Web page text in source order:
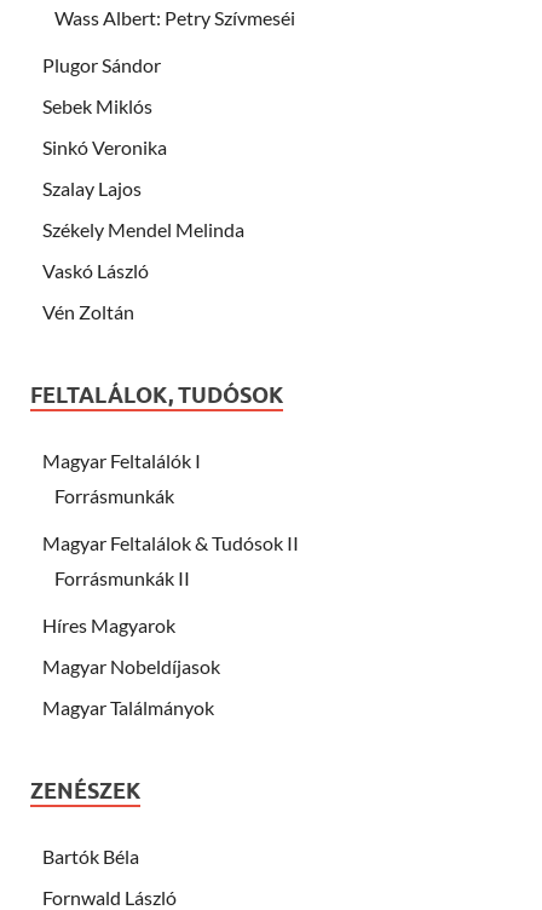
Wass Albert: Petry Szívmeséi
Plugor Sándor
Sebek Miklós
Sinkó Veronika
Szalay Lajos
Székely Mendel Melinda
Vaskó László
Vén Zoltán
FELTALÁLOK, TUDÓSOK
Magyar Feltalálók I
Forrásmunkák
Magyar Feltalálok & Tudósok II
Forrásmunkák II
Híres Magyarok
Magyar Nobeldíjasok
Magyar Találmányok
ZENÉSZEK
Bartók Béla
Fornwald László